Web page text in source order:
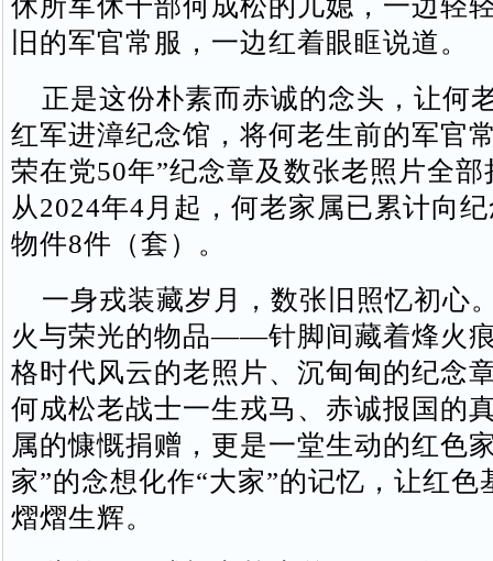
旧的军官常服，一边红着眼眶说道。
正是这份朴素而赤诚的念头，让何
红军进漳纪念馆，将何老生前的军官
荣在党50年”纪念章及数张老照片全
从2024年4月起，何老家属已累计向
物件8件（套）。
一身戎装藏岁月，数张旧照忆初心
火与荣光的物品——针脚间藏着烽火
格时代风云的老照片、沉甸甸的纪念
何成松老战士一生戎马、赤诚报国的
属的慷慨捐赠，更是一堂生动的红色
家”的念想化作“大家”的记忆，让红色
熠熠生辉。